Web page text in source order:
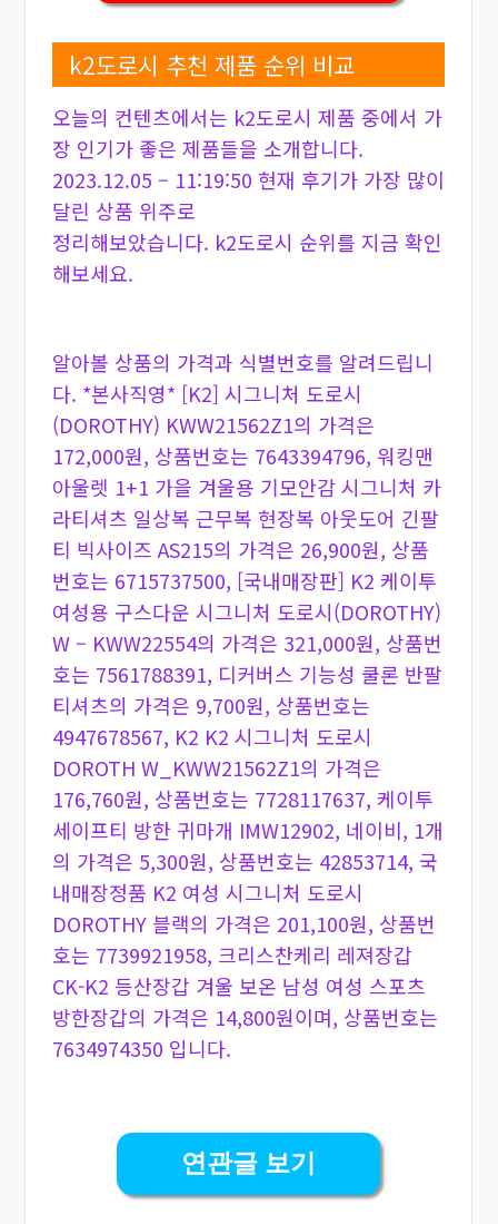
k2도로시 추천 제품 순위 비교
오늘의 컨텐츠에서는 k2도로시 제품 중에서 가
장 인기가 좋은 제품들을 소개합니다.
2023.12.05 – 11:19:50 현재 후기가 가장 많이
달린 상품 위주로
정리해보았습니다. k2도로시 순위를 지금 확인
해보세요.
알아볼 상품의 가격과 식별번호를 알려드립니
다. *본사직영* [K2] 시그니처 도로시
(DOROTHY) KWW21562Z1의 가격은
172,000원, 상품번호는 7643394796, 워킹맨
아울렛 1+1 가을 겨울용 기모안감 시그니처 카
라티셔츠 일상복 근무복 현장복 아웃도어 긴팔
티 빅사이즈 AS215의 가격은 26,900원, 상품
번호는 6715737500, [국내매장판] K2 케이투
여성용 구스다운 시그니처 도로시(DOROTHY)
W – KWW22554의 가격은 321,000원, 상품번
호는 7561788391, 디커버스 기능성 쿨론 반팔
티셔츠의 가격은 9,700원, 상품번호는
4947678567, K2 K2 시그니처 도로시
DOROTH W_KWW21562Z1의 가격은
176,760원, 상품번호는 7728117637, 케이투
세이프티 방한 귀마개 IMW12902, 네이비, 1개
의 가격은 5,300원, 상품번호는 42853714, 국
내매장정품 K2 여성 시그니처 도로시
DOROTHY 블랙의 가격은 201,100원, 상품번
호는 7739921958, 크리스찬케리 레져장갑
CK-K2 등산장갑 겨울 보온 남성 여성 스포츠
방한장갑의 가격은 14,800원이며, 상품번호는
7634974350 입니다.
연관글 보기